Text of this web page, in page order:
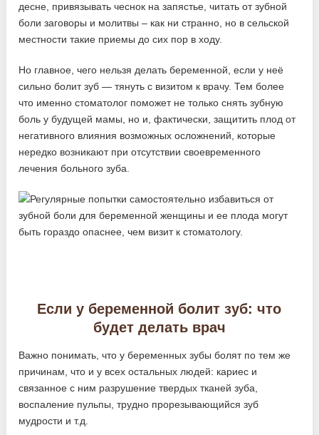
десне, привязывать чеснок на запястье, читать от зубной
боли заговоры и молитвы – как ни странно, но в сельской
местности такие приемы до сих пор в ходу.
Но главное, чего нельзя делать беременной, если у неё
сильно болит зуб — тянуть с визитом к врачу. Тем более
что именно стоматолог поможет не только снять зубную
боль у будущей мамы, но и, фактически, защитить плод от
негативного влияния возможных осложнений, которые
нередко возникают при отсутствии своевременного
лечения больного зуба.
Если у беременной болит зуб: что
будет делать врач
Важно понимать, что у беременных зубы болят по тем же
причинам, что и у всех остальных людей: кариес и
связанное с ним разрушение твердых тканей зуба,
воспаление пульпы, трудно прорезывающийся зуб
мудрости и т.д.